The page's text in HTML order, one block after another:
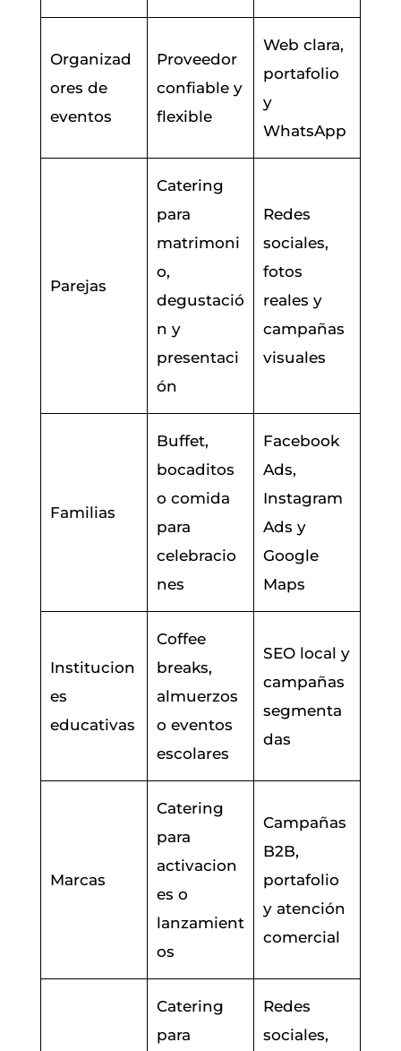
Organizad
ores de
eventos
Proveedor
confiable y
flexible
Web clara,
portafolio
y
WhatsApp
Parejas
Catering
para
matrimoni
o,
degustació
n y
presentaci
ón
Redes
sociales,
fotos
reales y
campañas
visuales
Familias
Buffet,
bocaditos
o comida
para
celebracio
nes
Facebook
Ads,
Instagram
Ads y
Google
Maps
Institucion
es
educativas
Coffee
breaks,
almuerzos
o eventos
escolares
SEO local y
campañas
segmenta
das
Marcas
Catering
para
activacion
es o
lanzamient
os
Campañas
B2B,
portafolio
y atención
comercial
Catering
para
Redes
sociales,